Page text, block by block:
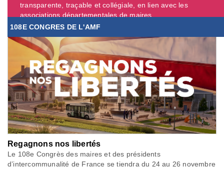
transparente, traçable et collégiale, en lien avec les
associations départementales de maires. ...
108E CONGRES DE L'AMF
Regagnons nos libertés
Le 108e Congrès des maires et des présidents
d’intercommunalité de France se tiendra du 24 au 26 novembre